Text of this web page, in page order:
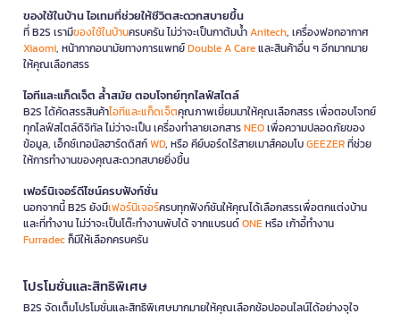
ของใช้ในบ้าน ไอเทมที่ช่วยให้ชีวิตสะดวกสบายขึ้น
ที่ B2S เรามีของใช้ในบ้านครบครัน ไม่ว่าจะเป็นกาต้มน้ำAnitech, เครื่องฟอกอากาศ
Xiaomi, หน้ากากอนามัยทางการแพทย์Double A Careและสินค้าอื่น ๆ อีกมากมาย
ให้คุณเลือกสรร
ไอทีและแก็ดเจ็ต ล้ำสมัย ตอบโจทย์ทุกไลฟ์สไตล์
B2S ได้คัดสรรสินค้าไอทีและแก็ดเจ็ตคุณภาพเยี่ยมมาให้คุณเลือกสรร เพื่อตอบโจทย์
ทุกไลฟ์สไตล์ดิจิทัล ไม่ว่าจะเป็น เครื่องทำลายเอกสารNEOเพื่อความปลอดภัยของ
ข้อมูล, เอ็กซ์เทอนัลฮาร์ดดิสก์WD, หรือ คีย์บอร์ดไร้สายเมาส์คอมโบGEEZERที่ช่วย
ให้การทำงานของคุณสะดวกสบายยิ่งขึ้น
เฟอร์นิเจอร์ดีไซน์ครบฟังก์ชั่น
นอกจากนี้ B2S ยังมีเฟอร์นิเจอร์ครบทุกฟังก์ชันให้คุณได้เลือกสรรเพื่อตกแต่งบ้าน
และที่ทำงาน ไม่ว่าจะเป็นโต๊ะทำงานพับได้ จากแบรนด์ONEหรือ เก้าอี้ทำงาน
Furradecก็มีให้เลือกครบครัน
โปรโมชั่นและสิทธิพิเศษ
B2S จัดเต็มโปรโมชั่นและสิทธิพิเศษมากมายให้คุณเลือกช้อปออนไลน์ได้อย่างจุใจ